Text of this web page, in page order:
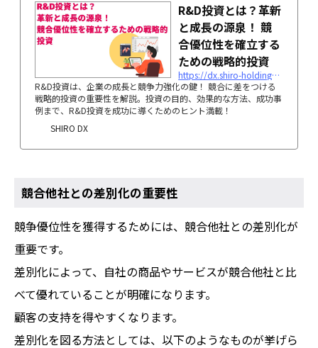
R&D投資とは？革新
と成長の源泉！ 競
合優位性を確立する
ための戦略的投資
https://dx.shiro-holdings.co.jp/p3570/
R&D投資は、企業の成長と競争力強化の鍵！ 競合に差をつける
戦略的投資の重要性を解説。投資の目的、効果的な方法、成功事
例まで、R&D投資を成功に導くためのヒント満載！
SHIRO DX
競合他社との差別化の重要性
競争優位性を獲得するためには、競合他社との差別化が
重要です。
差別化によって、自社の商品やサービスが競合他社と比
べて優れていることが明確になります。
顧客の支持を得やすくなります。
差別化を図る方法としては、以下のようなものが挙げら